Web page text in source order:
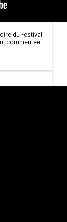
du Festival
commentée